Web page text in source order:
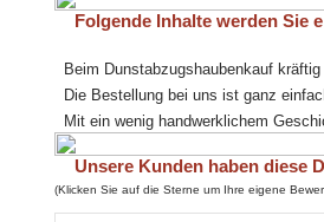
Folgende Inhalte werden Sie
Beim Dunstabzugshaubenkauf
Die Bestellung bei uns ist ganz
Mit ein wenig handwerklichem
Unsere Kunden haben diese
(Klicken Sie auf die Sterne um Ihre eigene